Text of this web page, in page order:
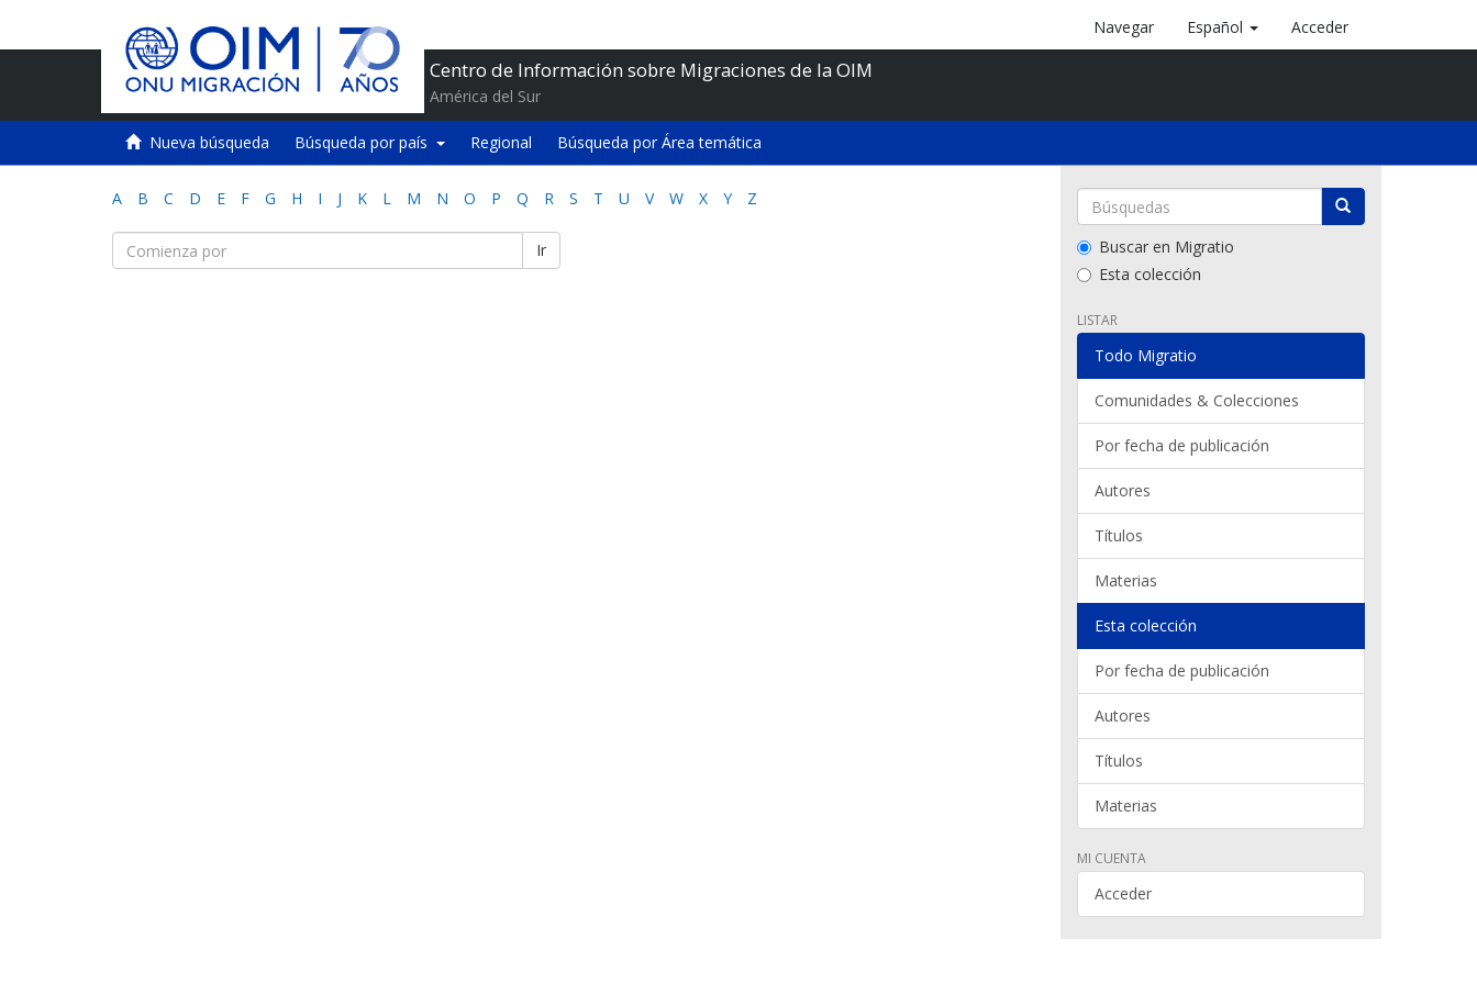
Centro de Información sobre Migraciones de la OIM
América del Sur
Navegar Español Acceder
Nueva búsqueda Búsqueda por país Regional Búsqueda por Área temática
A B C D E F G H I J K L M N O P Q R S T U V W X Y Z
Ir
Buscar en Migratio
Esta colección
LISTAR
Todo Migratio
Comunidades & Colecciones
Por fecha de publicación
Autores
Títulos
Materias
Esta colección
Por fecha de publicación
Autores
Títulos
Materias
MI CUENTA
Acceder